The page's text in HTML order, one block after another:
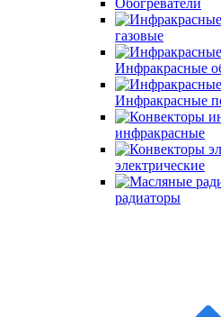
Обогреватели
газовые
Инфракрасные
Инфракрасные
инфракрасные
электрические
радиаторы